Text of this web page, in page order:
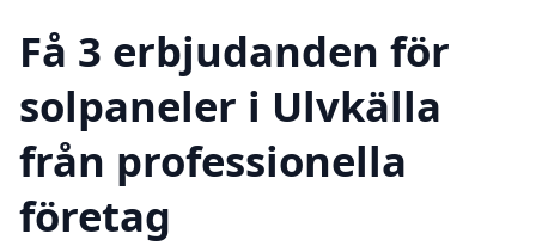
Få 3 erbjudanden för
solpaneler i Ulvkälla
från professionella
företag